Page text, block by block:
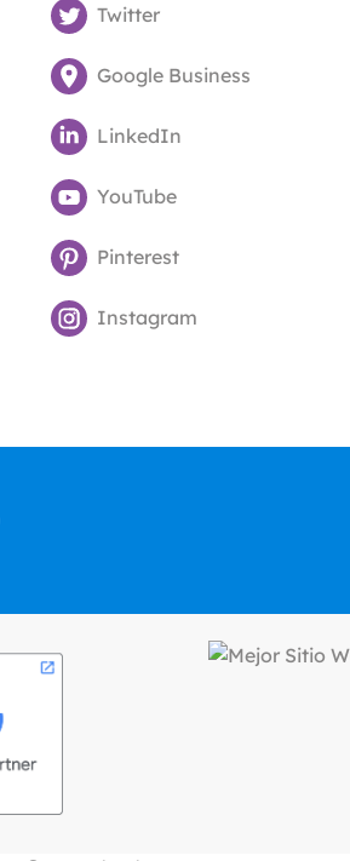
Twitter
Google Business
LinkedIn
YouTube
Pinterest
Instagram